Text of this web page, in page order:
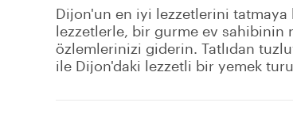
Dijon'un en iyi lezzetlerini tatmaya
lezzetlerle, bir gurme ev
özlemlerinizi giderin. Tatlıdan
ile Dijon'daki lezzetli bir yemek